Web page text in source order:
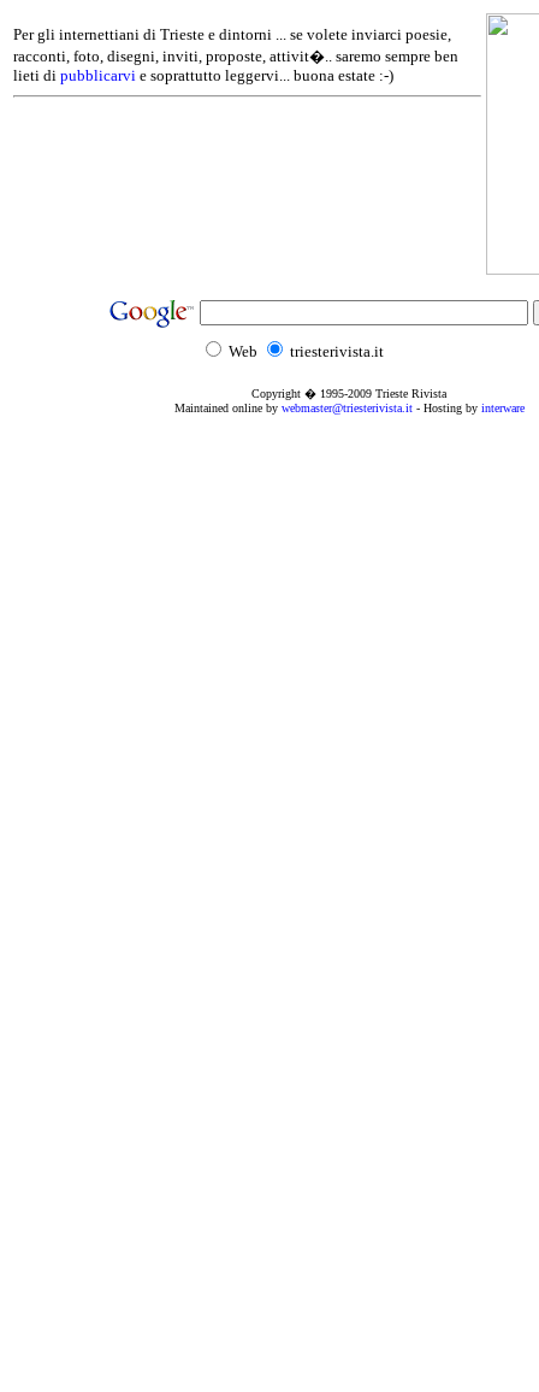
Per gli internettiani di Trieste e dintorni ... se volete inviarci poesie,
racconti, foto, disegni, inviti, proposte, attivit�.. saremo sempre ben
lieti di pubblicarvi e soprattutto leggervi... buona estate :-)
Web triesterivista.it
Copyright � 1995-2009 Trieste Rivista
Maintained online by webmaster@triesterivista.it- Hosting by interware